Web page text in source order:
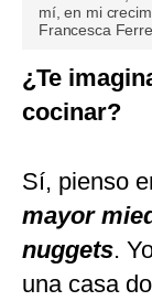
mí, en mi
Francesca
¿Te
cocinar?
Sí, pienso
mayor
nuggets.
una casa